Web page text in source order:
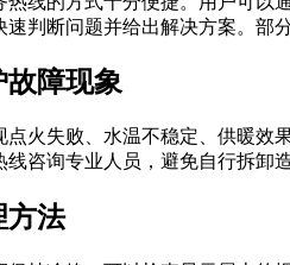
判断问题并给出解决方案。部
故障现象
火失败、水温不稳定、供暖
咨询专业人员，避免自行拆卸
方法